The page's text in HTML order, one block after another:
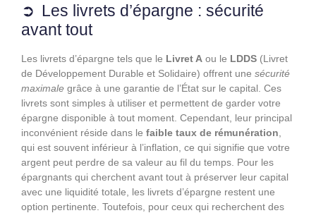
Les livrets d’épargne : sécurité
avant tout
Les livrets d’épargne tels que le Livret A ou le LDDS (Livret
de Développement Durable et Solidaire) offrent une sécurité
maximale grâce à une garantie de l’État sur le capital. Ces
livrets sont simples à utiliser et permettent de garder votre
épargne disponible à tout moment. Cependant, leur principal
inconvénient réside dans le faible taux de rémunération
qui est souvent inférieur à l’inflation, ce qui signifie que votre
argent peut perdre de sa valeur au fil du temps. Pour les
épargnants qui cherchent avant tout à préserver leur capital
avec une liquidité totale, les livrets d’épargne restent une
option pertinente. Toutefois, pour ceux qui recherchent des